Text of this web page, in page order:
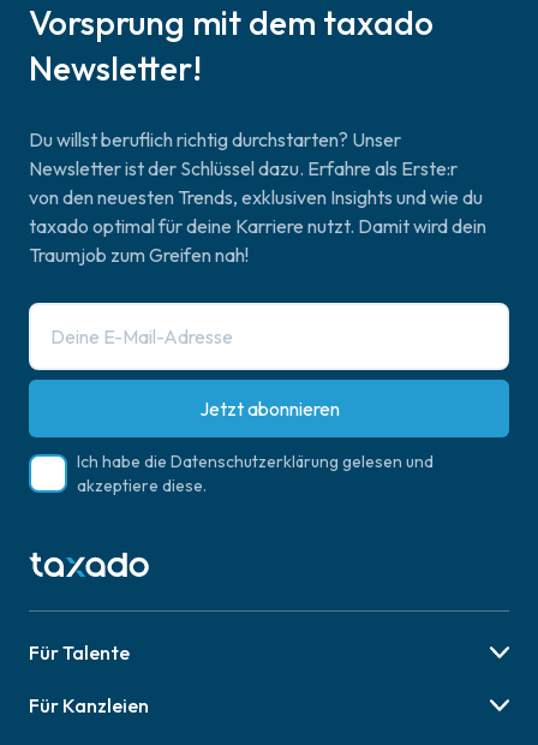
Vorsprung mit dem taxado
Newsletter!
Du willst beruflich richtig durchstarten? Unser
Newsletter ist der Schlüssel dazu. Erfahre als Erste:r
von den neuesten Trends, exklusiven Insights und wie du
taxado optimal für deine Karriere nutzt. Damit wird dein
Traumjob zum Greifen nah!
Jetzt abonnieren
Ich habe die Datenschutzerklärung gelesen und
akzeptiere diese.
Für Talente
Karriere-Tipps
Für Kanzleien